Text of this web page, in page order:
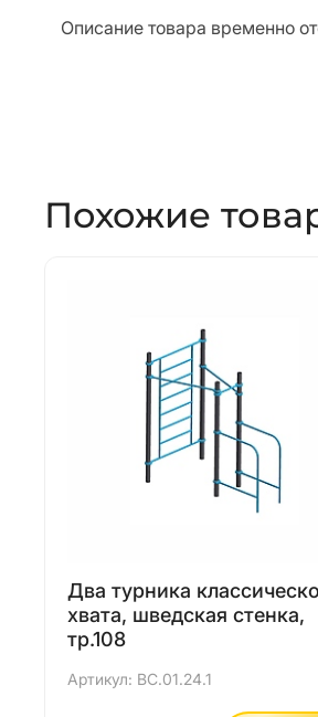
Описание товара временно
Похожие
Два турника
хвата, шведская стенка,
тр.108
Артикул: ВС.01.24.1